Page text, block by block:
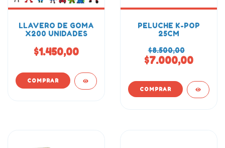
LLAVERO DE GOMA
X200 UNIDADES
$1.450,00
PELUCHE K-POP
25CM
$8.500,00
$7.000,00